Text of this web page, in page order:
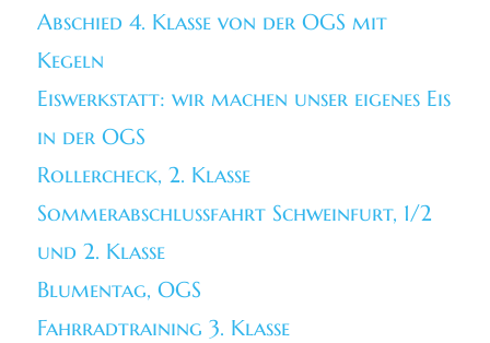
Abschied 4. Klasse von der OGS mit
Kegeln
Eiswerkstatt: wir machen unser eigenes Eis
in der OGS
Rollercheck, 2. Klasse
Sommerabschlussfahrt Schweinfurt, 1/2
und 2. Klasse
Blumentag, OGS
Fahrradtraining 3. Klasse